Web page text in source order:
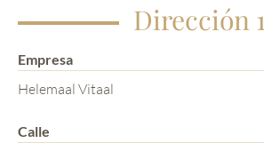
Dirección 1
Empresa
Helemaal Vitaal
Calle